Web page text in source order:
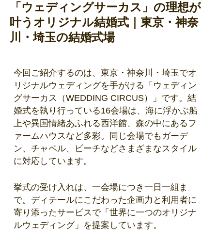
「ウェディングサーカス」の理想が
叶うオリジナル結婚式｜東京・神奈
川・埼玉の結婚式場
今回ご紹介するのは、東京・神奈川・埼玉でオ
リジナルウェディングを手がける「ウェディン
グサーカス（WEDDING CIRCUS）」です。結
婚式を執り行っている16会場は、海に浮かぶ船
上や異国情緒あふれる西洋館、森の中にあるフ
ァームハウスなど多彩。同じ会場でもガーデ
ン、チャペル、ビーチなどさまざまなスタイル
に対応しています。
挙式の受け入れは、一会場につき一日一組ま
で。ディテールにこだわった企画力と利用者に
寄り添ったサービスで「世界に一つのオリジナ
ルウェディング」を提案しています。